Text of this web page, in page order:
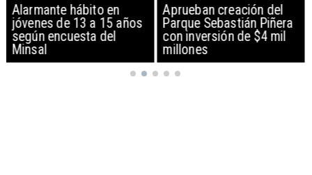
Alarmante hábito en
jóvenes de 13 a 15 años
según encuesta del
Minsal
Aprueban creación del
Parque Sebastián Piñera
con inversión de $4 mil
millones